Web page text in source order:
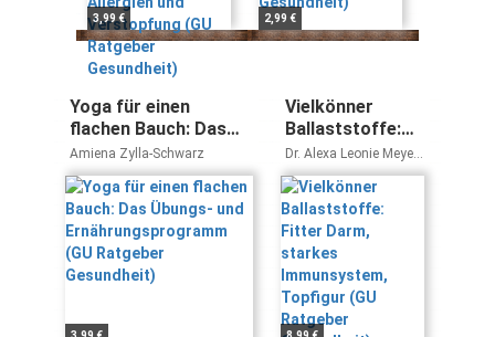
3,99 € 2,99 €
Yoga für einen
flachen Bauch: Das
Übungs- und
Ernährungsprogramm
(GU Ratgeber
Gesundheit)
Amiena Zylla-Schwarz
Vielkönner
Ballaststoffe:
Fitter Darm,
starkes
Immunsystem,
Topfigur (GU
Ratgeber
Gesundheit)
Dr. Alexa Leonie Meyer
Prof. Dr. Ibrahim
Elmadfa